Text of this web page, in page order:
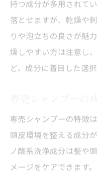
持つ成分が多用されて
落とせますが、乾燥や
りや泡立ちの良さが魅
燥しやすい方は注意し
ど、成分に着目した選択
専売シャンプーの特徴
頭皮環境を整える成分
ノ酸系洗浄成分は髪や
メージをケアできます